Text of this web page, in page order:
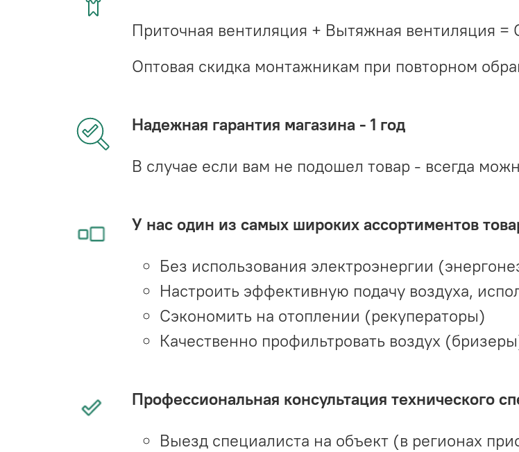
Приточная вентиляция + Вытяжная вентиляция
Оптовая скидка монтажникам при повторном
Надежная гарантия магазина - 1 год
В случае если вам не подошел товар - всегда
У нас один из самых широких ассортиментов
Без использования электроэнергии
Настроить эффективную подачу воздуха,
Сэкономить на отоплении (рекуператоры)
Качественно профильтровать воздух
Профессиональная консультация технического
Выезд специалиста на объект (в регионах